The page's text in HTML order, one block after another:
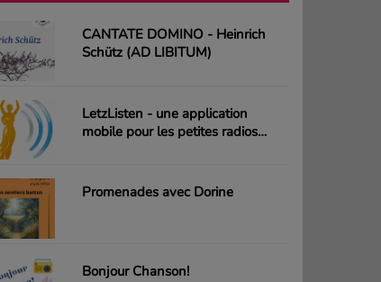
CANTATE DOMINO - Heinrich
Schütz (AD LIBITUM)
LetzListen - une application
mobile pour les petites radios
Promenades avec Dorine
Bonjour Chanson!